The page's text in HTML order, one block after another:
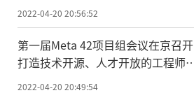
2022-04-20 20:56:52
第一届Meta 42项目组会议在京召开
打造技术开源、人才开放的工程师
DAO社群
2022-04-20 20:49:54